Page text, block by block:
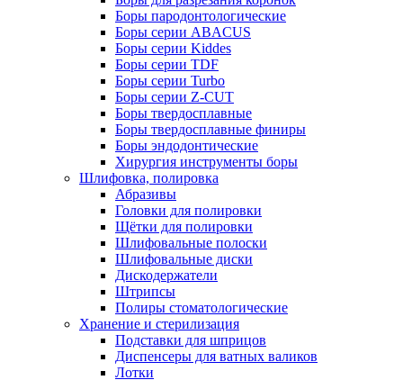
Боры пародонтологические
Боры серии ABACUS
Боры серии Kiddes
Боры серии TDF
Боры серии Turbo
Боры серии Z-CUT
Боры твердосплавные
Боры твердосплавные финиры
Боры эндодонтические
Хирургия инструменты боры
Шлифовка, полировка
Абразивы
Головки для полировки
Щётки для полировки
Шлифовальные полоски
Шлифовальные диски
Дискодержатели
Штрипсы
Полиры стоматологические
Хранение и стерилизация
Подставки для шприцов
Диспенсеры для ватных валиков
Лотки